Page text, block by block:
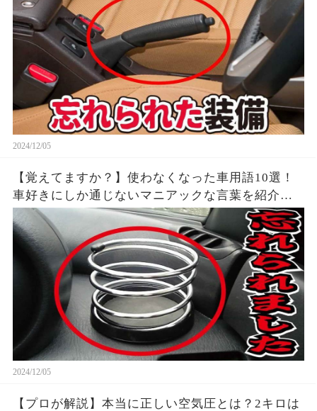
2024/12/05
【覚えてますか？】使わなくなった車用語10選！
車好きにしか通じないマニアックな言葉を紹介し
ます
2024/12/05
【プロが解説】本当に正しい空気圧とは？2キロは